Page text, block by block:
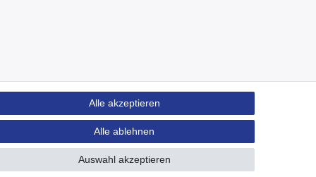
Alle akzeptieren
Alle ablehnen
Auswahl akzeptieren